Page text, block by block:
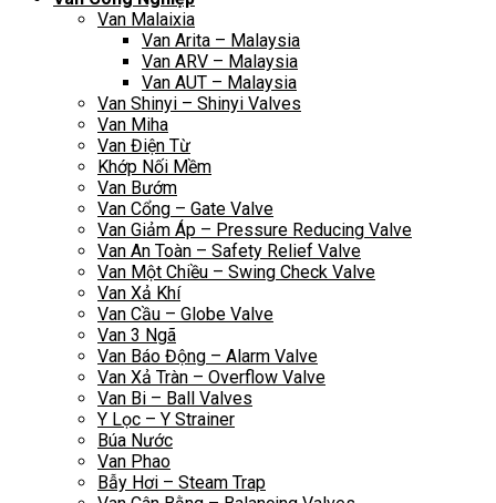
Van Malaixia
Van Arita – Malaysia
Van ARV – Malaysia
Van AUT – Malaysia
Van Shinyi – Shinyi Valves
Van Miha
Van Điện Từ
Khớp Nối Mềm
Van Bướm
Van Cổng – Gate Valve
Van Giảm Áp – Pressure Reducing Valve
Van An Toàn – Safety Relief Valve
Van Một Chiều – Swing Check Valve
Van Xả Khí
Van Cầu – Globe Valve
Van 3 Ngã
Van Báo Động – Alarm Valve
Van Xả Tràn – Overflow Valve
Van Bi – Ball Valves
Y Lọc – Y Strainer
Búa Nước
Van Phao
Bẫy Hơi – Steam Trap